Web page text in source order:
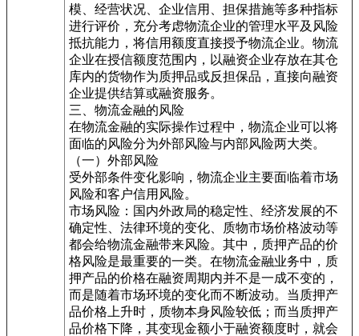
模、经营状况、企业信用、担保措施等多种指标
进行评价，充分考虑物流企业的管理水平及风险
抵抗能力，将信用额度直接授予物流企业。物流
企业在授信额度范围内，以融资企业存放在其仓
库内的货物作为质押品或反担保品，直接向融资
企业提供结算或融资服务。
三、物流金融的风险
在物流金融的实际操作过程中，物流企业可以将
面临的风险分为外部风险与内部风险两大类。
（一）外部风险
受外部条件变化影响，物流企业主要面临着市场
风险和客户信用风险。
市场风险：国内外政局的稳定性、经济发展的不
确定性、法律环境的变化、质物市场价格波动等
都会给物流金融带来风险。其中，质押产品的价
格风险是最重要的一类。在物流金融业务中，质
押产品的价格在融资周期内并不是一成不变的，
而是随着市场环境的变化而不断波动。当质押产
品价格上升时，质物本身风险较低；而当质押产
品价格下降，其变现金额小于融资额度时，就会